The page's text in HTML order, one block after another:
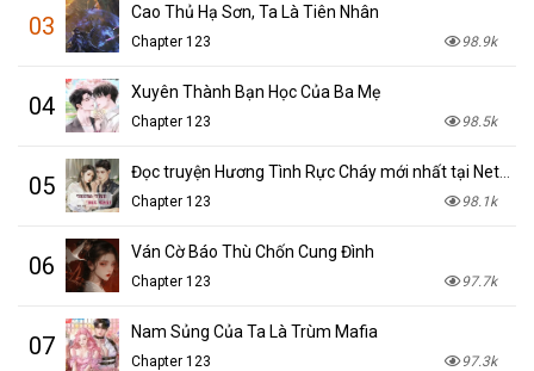
03 Cao Thủ Hạ Sơn, Ta Là Tiên Nhân
Chapter 123 98.9k
04 Xuyên Thành Bạn Học Của Ba Mẹ
Chapter 123 98.5k
05
Chapter 123 98.1k
06 Ván Cờ Báo Thù Chốn Cung Đình
Chapter 123 97.7k
07 Nam Sủng Của Ta Là Trùm Mafia
Chapter 123 97.3k